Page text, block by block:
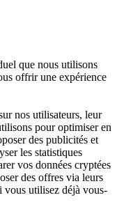
que nous utilisons
offrir une expérience
nos utilisateurs, leur
pour optimiser en
des publicités et
les statistiques
vos données cryptées
des offres via leurs
vous utilisez déjà vous-